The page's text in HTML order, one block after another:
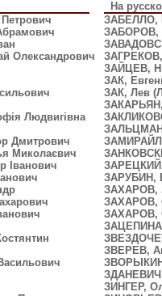
На
ЗАБЕЛЛО,
ЗАБОРОВ,
Олександрович
ЗАГРЕКОВ,
ЗАЙЦЕВ,
ЗАК,
ЗАК, Лев
Людвигівна
Дмитрович
Миколаєвич
Іванович
ЗАРУБИН,
ЗАХАРОВ,
ЗАХАРОВ,
ЗАХАРОВ,
ЗВЕРЕВ,
ЗИНГЕР,